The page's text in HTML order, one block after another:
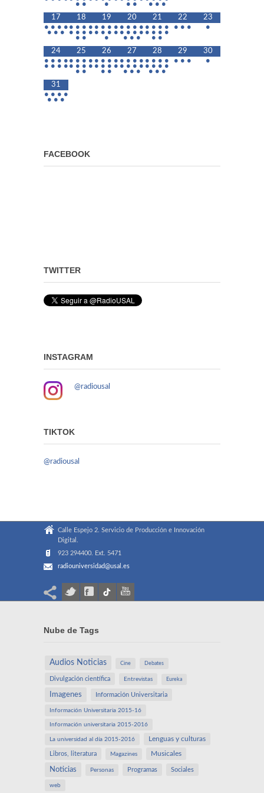
• • • • • • • •
17
• • • •
• • •
18
• • • •
• • • •
• •
19
• • • •
• • • •
•
20
• • • •
• • • •
• • •
21
• • • •
• • • •
• •
22
• • •
23
•
24
• • • •
• • • •
25
• • • •
• • • •
• •
26
• • • •
• • • •
• •
27
• • • •
• • • •
• • •
28
• • • •
• • • •
• • •
29
• • •
30
•
31
• • • •
• • •
FACEBOOK
TWITTER
INSTAGRAM
@radiousal
TIKTOK
@radiousal
Calle Espejo 2. Servicio de Producción e Innovación
Digital.
923 294400. Ext. 5471
radiouniversidad@usal.es
Nube de Tags
Audios Noticias Cine Debates
Divulgación científica Entrevistas Eureka
Imagenes Información Universitaria
Información Universitaria 2015-16
Información universitaria 2015-2016
La universidad al día 2015-2016 Lenguas y culturas
Libros, literatura Magazines Musicales
Noticias Personas Programas Sociales
web